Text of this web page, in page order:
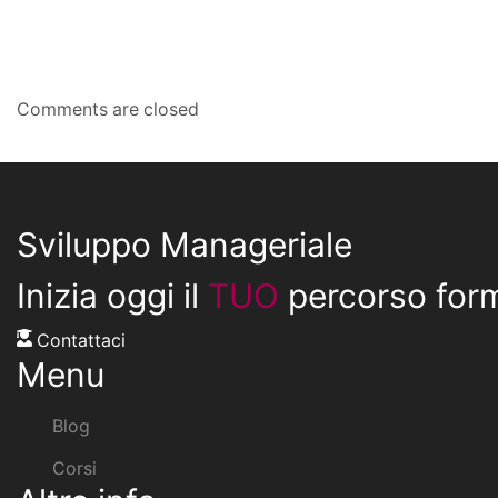
Comments are closed
Sviluppo Manageriale
Inizia oggi il TUO percorso
Contattaci
Menu
Blog
Corsi